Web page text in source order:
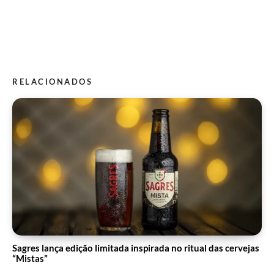
RELACIONADOS
Sagres lança edição limitada inspirada no ritual das cervejas
“Mistas”